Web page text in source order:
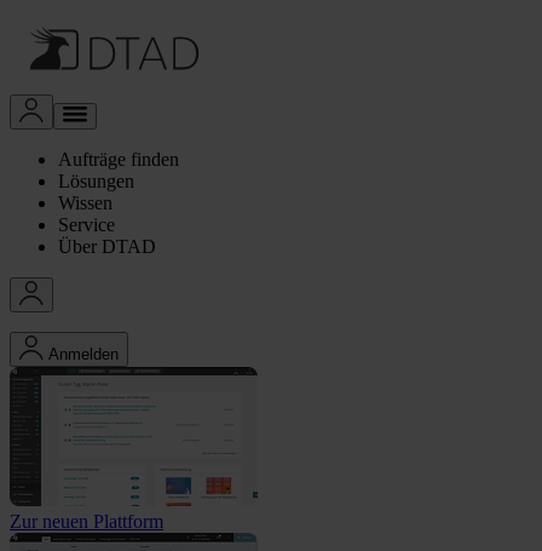
Aufträge finden
Lösungen
Wissen
Service
Über DTAD
Anmelden
Zur neuen Plattform